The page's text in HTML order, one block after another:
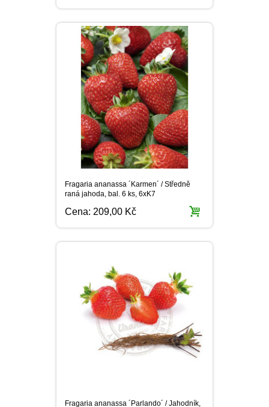
SCAEVOLA
OSTRUHATKA
HELICHRYSUM
OSTEOSPERMUM
ISOTOMA
VITÁLKA
PRYŠEC
EURYOPS
TAŘICE
NETÝKAVKA
POPENEC
ECHINACEA
Fragaria ananassa ´Karmen´ / Středně
raná jahoda, bal. 6 ks, 6xK7
Cena: 209,00 Kč
Fragaria ananassa ´Parlando´ / Jahodník,